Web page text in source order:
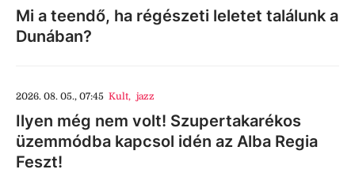
Mi a teendő, ha régészeti leletet találunk a
Dunában?
2026. 08. 05., 07:45 Kult, jazz
Ilyen még nem volt! Szupertakarékos
üzemmódba kapcsol idén az Alba Regia
Feszt!